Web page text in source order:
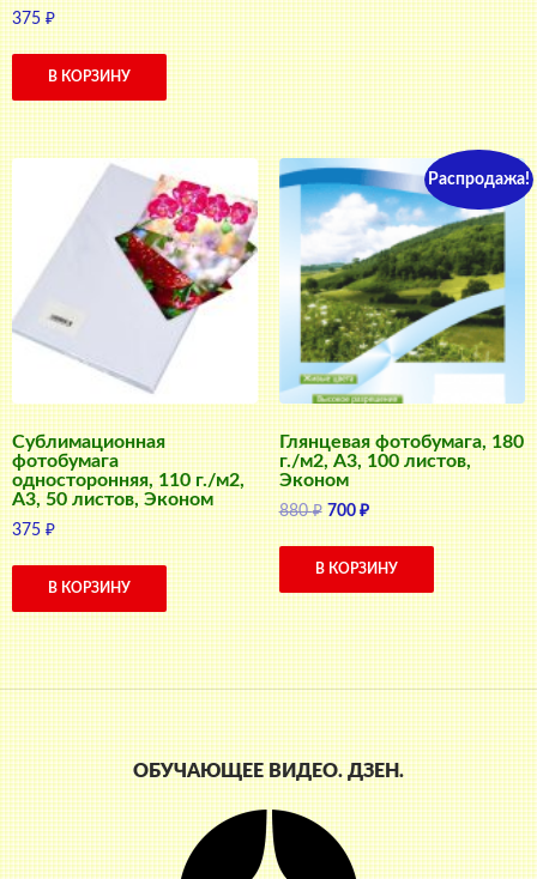
375₽
В КОРЗИНУ
Сублимационная
фотобумага
односторонняя, 110 г./м2,
A3, 50 листов, Эконом
375₽
В КОРЗИНУ
Распродажа!
Глянцевая фотобумага, 180
г./м2, A3, 100 листов,
Эконом
880₽ Первоначальная
цена
составляла
700₽Текущая
цена:
700 ₽.
В КОРЗИНУ
ОБУЧАЮЩЕЕ ВИДЕО. ДЗЕН.